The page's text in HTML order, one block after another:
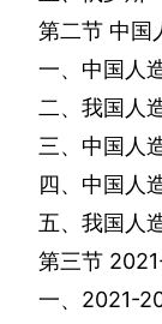
第二节 中国
一、中国人
二、我国人
三、中国人
四、中国人
五、我国人
第三节
一、 2021-